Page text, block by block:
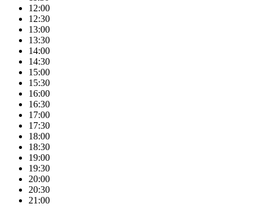
12:00
12:30
13:00
13:30
14:00
14:30
15:00
15:30
16:00
16:30
17:00
17:30
18:00
18:30
19:00
19:30
20:00
20:30
21:00